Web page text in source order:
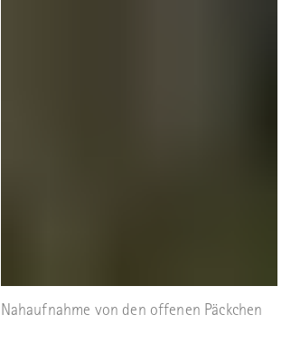
Nahaufnahme von den offenen Päckchen